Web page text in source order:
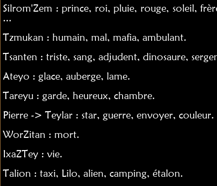
Silrom'Zem : prince, roi, pluie, rouge, soleil,
...
Tzmukan : humain, mal, mafia, ambulant.
Tsanten : triste, sang, adjudent, dinosaure,
Ateyo : glace, auberge, lame.
Tareyu : garde, heureux, chambre.
Pierre -> Teylar : star, guerre, envoyer, couleur.
WorZitan : mort.
IxaZTey : vie.
Talion : taxi, Lilo, alien, camping, étalon.